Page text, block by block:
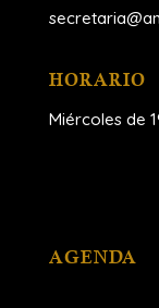
HORARIO
Miércoles de
AGENDA